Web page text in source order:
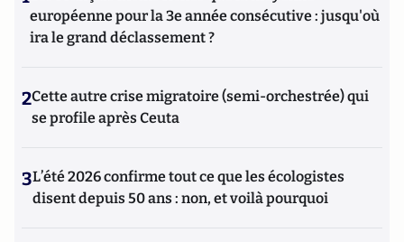
européenne pour la 3e année consécutive : jusqu'où
ira le grand déclassement ?
2Cette autre crise migratoire (semi-orchestrée) qui
se profile après Ceuta
3L’été 2026 confirme tout ce que les écologistes
disent depuis 50 ans : non, et voilà pourquoi